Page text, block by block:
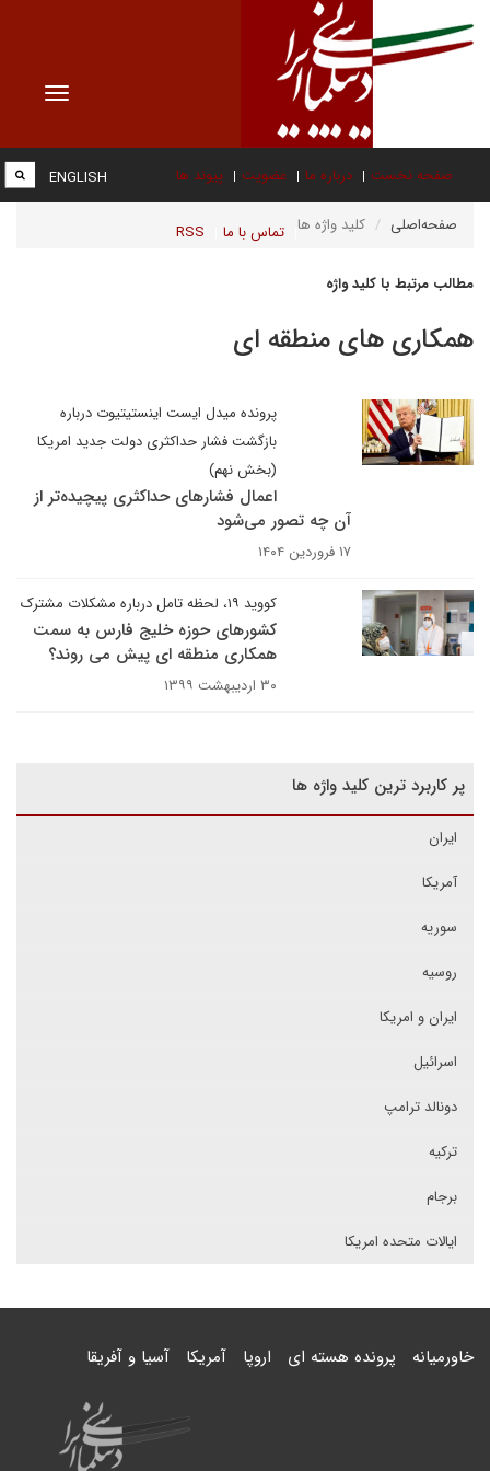
Toggle
صفحه نخست درباره ما عضویت پیوند ها
تماس با ما RSS
ENGLISH
صفحه‌اصلی کلید واژه ها
مطالب مرتبط با کلید واژه
همکاری های منطقه ای
پرونده میدل ایست اینستیتیوت درباره
بازگشت فشار حداکثری دولت جدید امریکا
(بخش نهم)
اعمال فشارهای حداکثری پیچیده‌تر از
آن چه تصور می‌شود
۱۷ فروردین ۱۴۰۴
کووید ۱۹، لحظه تامل درباره مشکلات مشترک
کشورهای حوزه خلیج فارس به سمت
همکاری منطقه ای پیش می روند؟
۳۰ اردیبهشت ۱۳۹۹
پر کاربرد ترین کلید واژه ها
ایران
آمریکا
سوریه
روسیه
ایران و امریکا
اسرائیل
دونالد ترامپ
ترکیه
برجام
ایالات متحده امریکا
خاورمیانه پرونده هسته ای اروپا آمریکا آسیا و آفریقا